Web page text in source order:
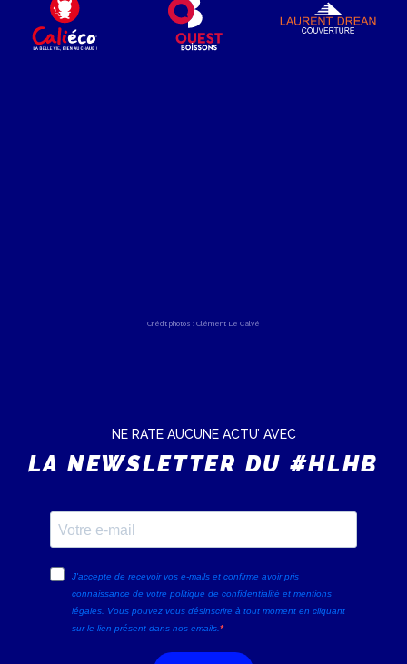
Crédit photos : Clément Le Calvé
NE RATE AUCUNE ACTU’ AVEC
LA NEWSLETTER DU #HLHB